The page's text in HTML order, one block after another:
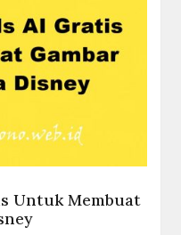
Untuk Membuat